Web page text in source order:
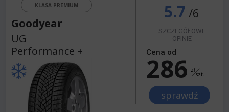
KLASA PREMIUM
Goodyear
UG
Performance +
5.7 /6
SZCZEGÓŁOWE
OPINIE
Cena od
286 zł
szt.
sprawdź